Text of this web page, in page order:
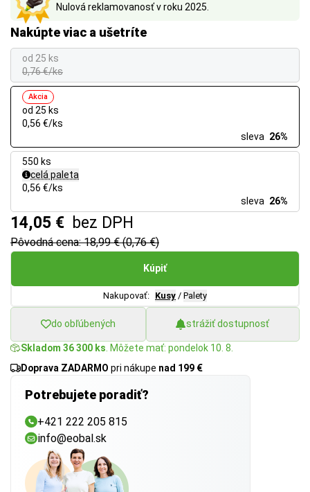
Nakúpte viac a ušetríte
od 25 ks
0,76 €/ks
od 25 ks
Akcia
0,56 €/ks
sleva 26%
550 ks
celá paleta
0,56 €/ks
sleva 26%
14,05 € bez DPH
Pôvodná cena: 18,99 € (0,76 €)
Kúpiť
Nakupovať: Kusy / Palety
do obľúbených strážiť dostupnosť
Skladom 36 300 ks . Môžete mať: pondelok 10. 8.
Doprava ZADARMO pri nákupe nad 199 €
Potrebujete poradiť?
+421 222 205 815
info@eobal.sk
Nulová reklamovanosť v roku 2025.